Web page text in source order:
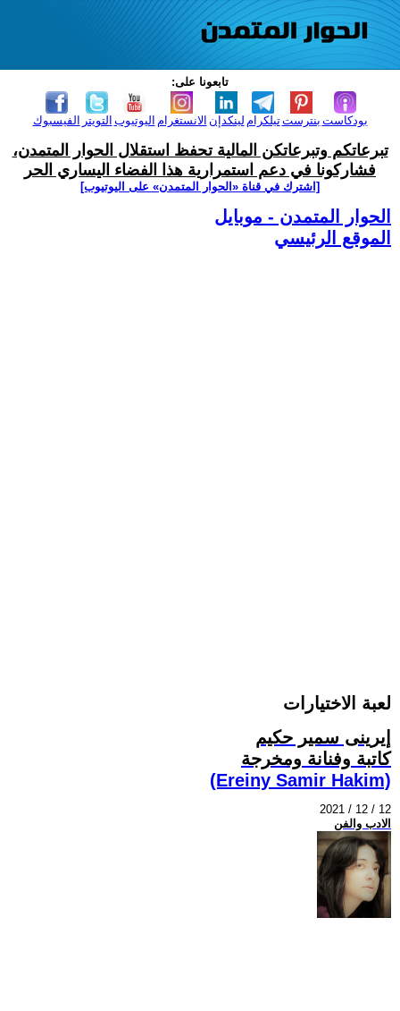
تابعونا على:
الفيسبوك التويتر اليوتيوب الانستغرام لينكدإن تيلكرامبنترست بودكاست
تبرعاتكم وتبرعاتكن المالية تحفظ استقلال الحوار المتمدن،
فشاركونا في دعم استمرارية هذا الفضاء اليساري الحر
[اشترك في قناة ‫«الحوار المتمدن» على اليوتيوب]
الحوار المتمدن - موبايل
الموقع الرئيسي
لعبة الاختيارات
إيرينى سمير حكيم
كاتبة وفنانة ومخرجة
(Ereiny Samir Hakim)
2021 / 12 / 12
الادب والفن